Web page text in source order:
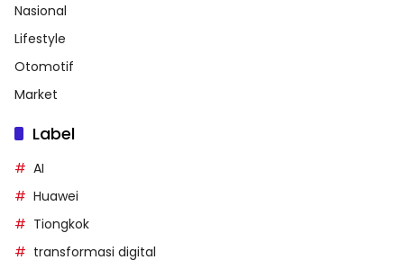
Nasional
Lifestyle
Otomotif
Market
Label
AI
Huawei
Tiongkok
transformasi digital